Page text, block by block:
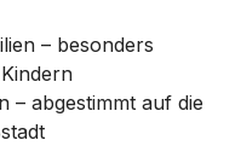
– besonders
– abgestimmt auf die